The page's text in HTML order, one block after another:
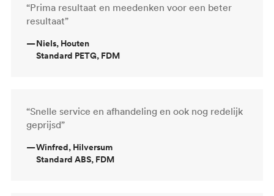
“Prima resultaat en meedenken voor een beter
resultaat”
—Niels, Houten
Standard PETG, FDM
“Snelle service en afhandeling en ook nog redelijk
geprijsd”
—Winfred, Hilversum
Standard ABS, FDM